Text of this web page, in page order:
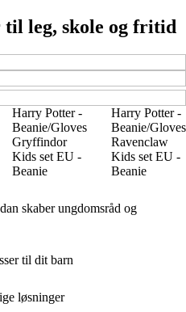
leg, skole og fritid
Harry Potter -
Beanie/Gloves
Gryffindor
Kids set EU -
Beanie
Harry Potter -
Beanie/Gloves
Ravenclaw
Kids set EU -
Beanie
skaber ungdomsråd og
til dit barn
løsninger